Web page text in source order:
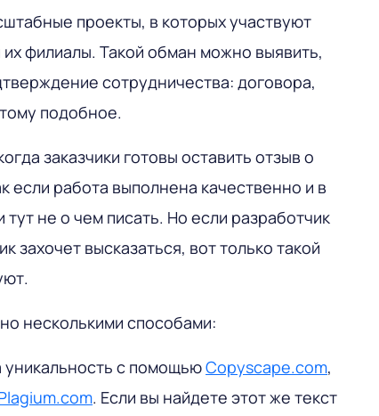
проекты, в которых участвуют
их филиалы. Такой обман можно выявить,
сотрудничества: договора,
подобное.
заказчики готовы оставить отзыв о
если работа выполнена качественно и в
не о чем писать. Но если разработчик
захочет высказаться, вот только такой
несколькими способами:
уникальность с помощьюCopyscape.com,
. Если вы найдете этот же текст